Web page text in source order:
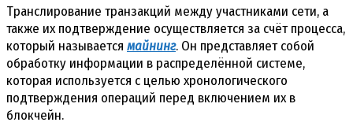
Транслирование транзакций между участниками сети, а
также их подтверждение осуществляется за счёт процесса,
который называется майнинг. Он представляет собой
обработку информации в распределённой системе,
которая используется с целью хронологического
подтверждения операций перед включением их в
блокчейн.